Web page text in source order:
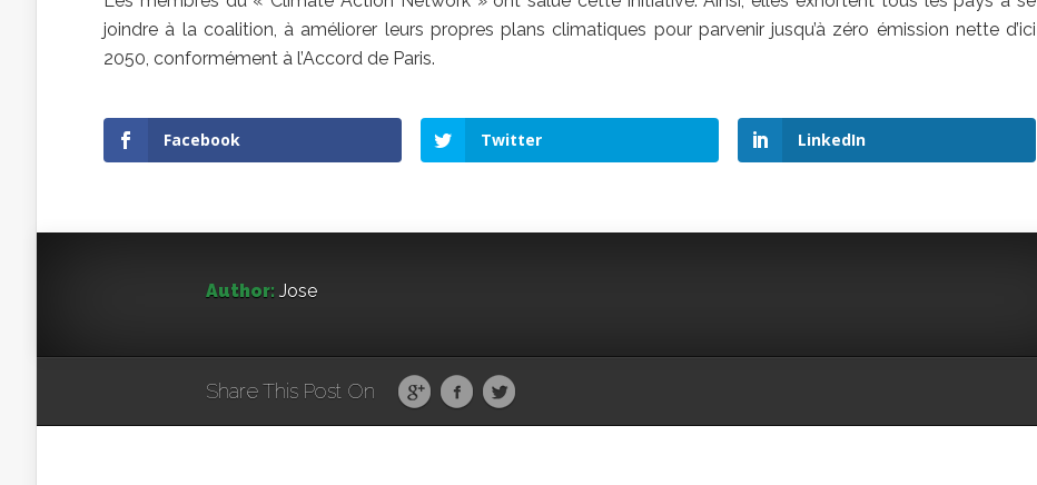
joindre à la coalition, à améliorer leurs propres plans climatiques pour parvenir jusqu’à zéro émission nette d’ici
2050, conformément à l’Accord de Paris.
Facebook Twitter LinkedIn
Author: Jose
Share This Post On